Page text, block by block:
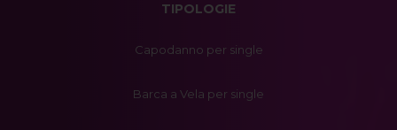
TIPOLOGIE
Capodanno per single
Barca a Vela per single